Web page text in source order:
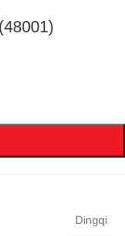
Dingqi